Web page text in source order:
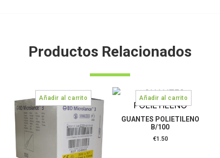
Productos Relacionados
GUANTES POLIETILENO
B/100
€1.50